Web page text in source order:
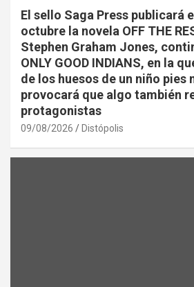
El sello Saga Press publicará
octubre la novela OFF THE
Stephen Graham Jones,
ONLY GOOD INDIANS, en la
de los huesos de un niño pies
provocará que algo también
protagonistas
09/08/2026 Distópolis